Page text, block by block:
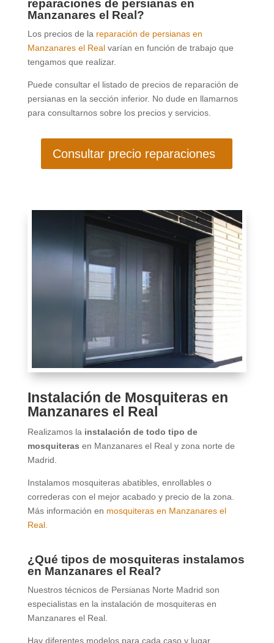
reparaciones de persianas en
Manzanares el Real?
Los precios de la reparación de persianas en
Manzanares el Realvarían en función de trabajo que
tengamos que realizar.
Puede consultar el listado de precios de reparación de
persianas en la sección inferior. No dude en llamarnos
para consultarnos sobre los precios y servicios.
Consultar precio reparaciones
Instalación de Mosquiteras en
Manzanares el Real
Realizamos lainstalación de todo tipo de
mosquiteras en Manzanares el Real y zona norte de
Madrid.
Instalamos mosquiteras abatibles, enrollables o
correderas con el mejor acabado y precio de la zona.
Más información en mosquiteras en Manzanares el
Real.
¿Qué tipos de mosquiteras instalamos
en Manzanares el Real?
Nuestros técnicos de Persianas Norte Madrid son
especialistas en la instalación de mosquiteras en
Manzanares el Real.
Hay diferentes modelos para cada caso y lugar